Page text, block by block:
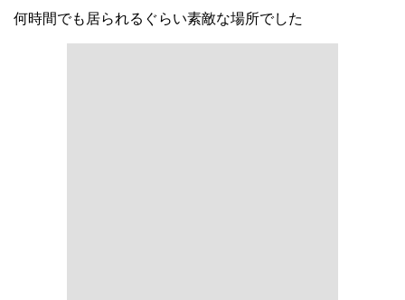
何時間でも居られるぐらい素敵な場所でした